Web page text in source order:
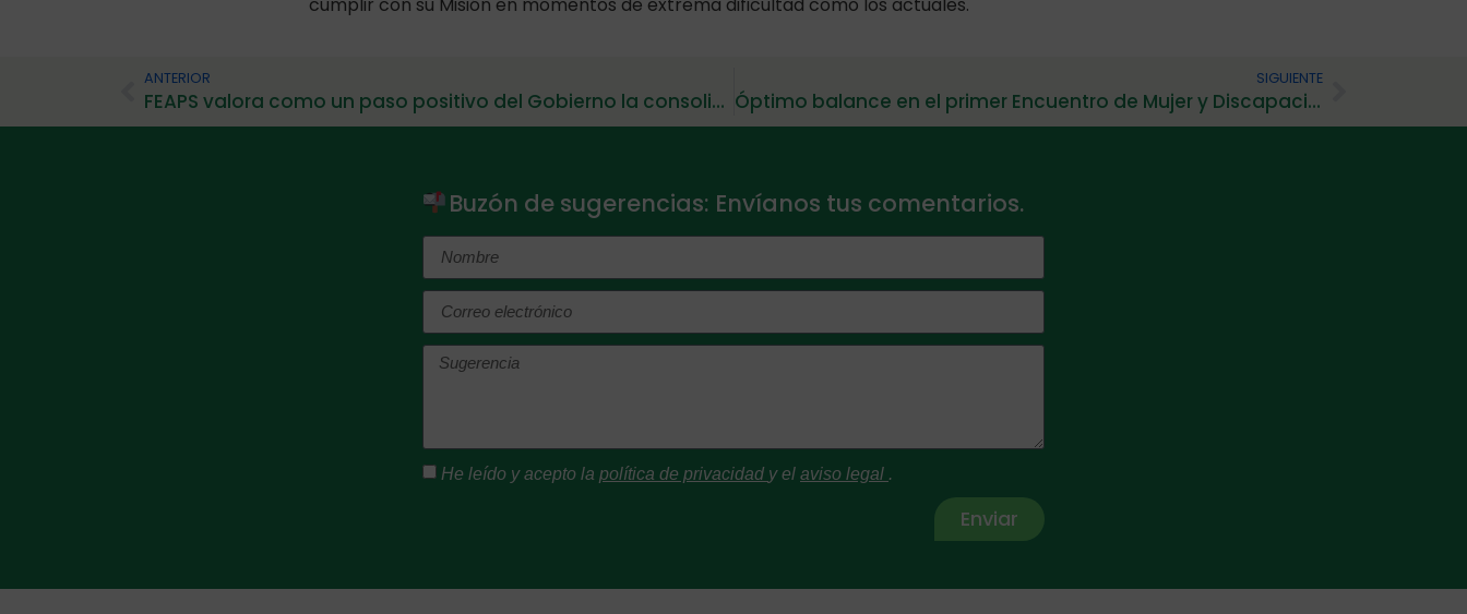
cumplir con su Misión en momentos de extrema dificultad como los actuales.
ANTERIOR
FEAPS valora como un paso positivo del Gobierno la consolidación de la gestión de los programas de interés
SIGUIENTE
Óptimo balance en el primer Encuentro de Mujer y Discapacidad intelectual
Buzón de sugerencias: Envíanos tus comentarios.
He leído y acepto la política de privacidad y el aviso legal .
Enviar